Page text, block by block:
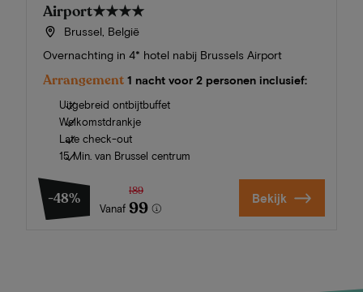
Airport★★★★
Brussel, België
Overnachting in 4* hotel nabij Brussels Airport
Arrangement 1 nacht voor 2 personen inclusief:
Uitgebreid ontbijtbuffet
Welkomstdrankje
Late check-out
15 Min. van Brussel centrum
-48%
Vanaf
189
99 Bekijk